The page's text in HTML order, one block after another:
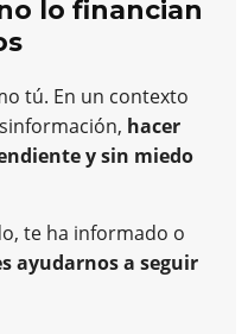
lo financian
tú. En un contexto
hacer
y sin miedo
te ha informado o
ayudarnos a seguir